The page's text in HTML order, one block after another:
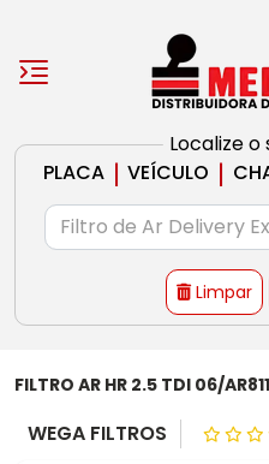
Localize
PLACA | VEÍCULO |
Limpar
FILTRO AR HR 2.5 TDI 06/
WEGA FILTROS